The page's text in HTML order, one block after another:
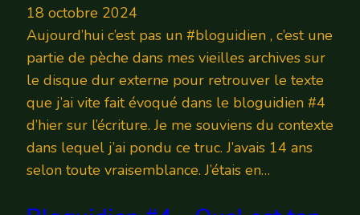
18 octobre 2024
Aujourd’hui c’est pas un #bloguidien , c’est une
partie de pèche dans mes vieilles archives sur
le disque dur externe pour retrouver le texte
que j’ai vite fait évoqué dans le bloguidien #4
d’hier sur l’écriture. Je me souviens du contexte
dans lequel j’ai pondu ce truc. J’avais 14 ans
selon toute vraisemblance. J’étais en…